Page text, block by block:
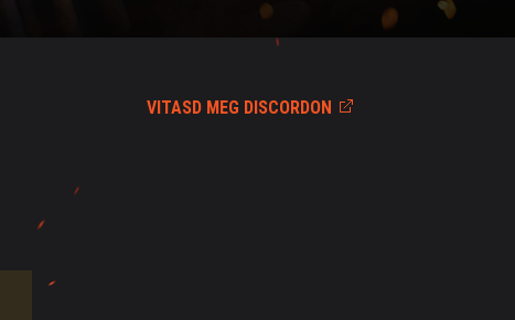
VITASD MEG DISCORDON